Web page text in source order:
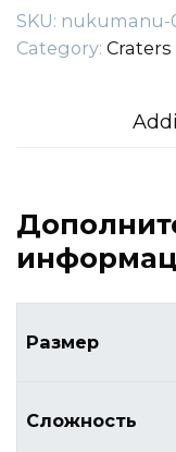
SKU: nukumanu-
Category: Craters
Размер
Сложность